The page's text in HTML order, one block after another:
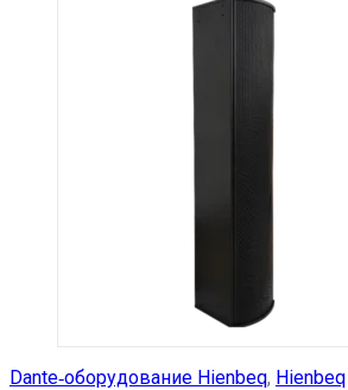
Dante‑оборудование Hienbeq, Hienbeq